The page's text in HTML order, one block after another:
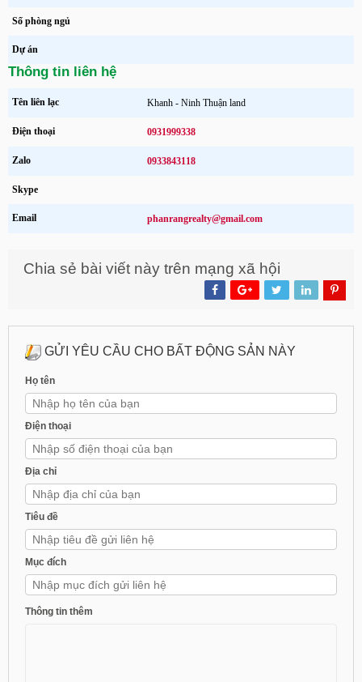
Số phòng ngủ
Dự án
Thông tin liên hệ
Tên liên lạc Khanh - Ninh Thuận land
Điện thoại 0931999338
Zalo 0933843118
Skype
Email phanrangrealty@gmail.com
Chia sẻ bài viết này trên mạng xã hội
GỬI YÊU CẦU CHO BẤT ĐỘNG SẢN NÀY
Họ tên
Điện thoại
Địa chỉ
Tiêu đề
Mục đích
Thông tin thêm